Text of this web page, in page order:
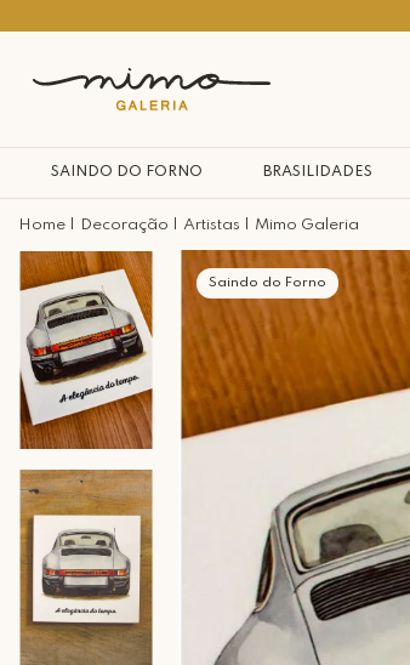
SAINDO DO FORNO BRASILIDADES
Decoração Artistas Mimo Galeria
Saindo do Forno